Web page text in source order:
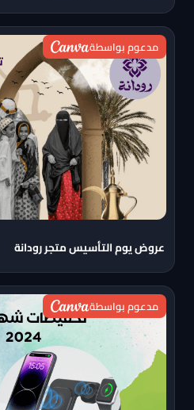
مدعوم بواسطة
عروض يوم التأسيس متجر رودانة
مدعوم بواسطة